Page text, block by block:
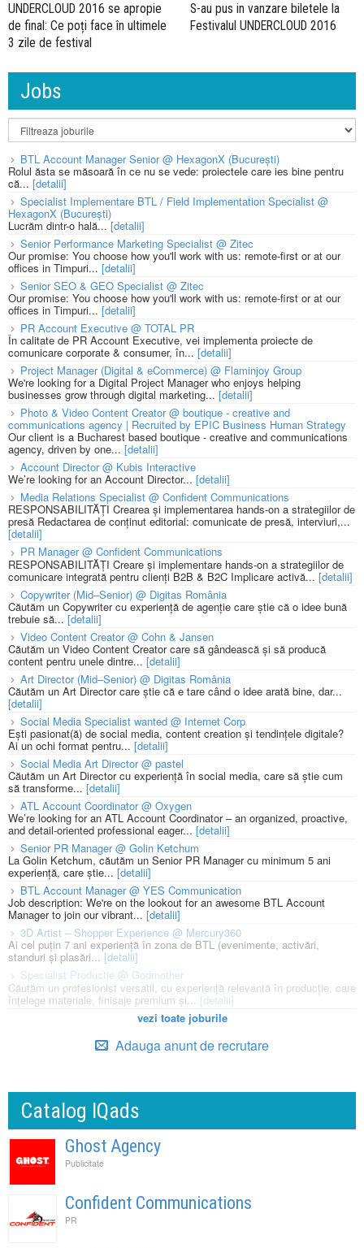
UNDERCLOUD 2016 se apropie
de final: Ce poți face în ultimele
3 zile de festival
S-au pus in vanzare biletele la
Festivalul UNDERCLOUD 2016
Jobs
BTL Account Manager Senior @ HexagonX (București)
Rolul ăsta se măsoară în ce nu se vede: proiectele care ies bine pentru
că... [detalii]
Specialist Implementare BTL / Field Implementation Specialist @
HexagonX (București)
Lucrăm dintr-o hală...[detalii]
Senior Performance Marketing Specialist @ Zitec
Our promise: You choose how you'll work with us: remote-first or at our
offices in Timpuri... [detalii]
Senior SEO & GEO Specialist @ Zitec
Our promise: You choose how you'll work with us: remote-first or at our
offices in Timpuri... [detalii]
PR Account Executive @ TOTAL PR
În calitate de PR Account Executive, vei implementa proiecte de
comunicare corporate & consumer, în... [detalii]
Project Manager (Digital & eCommerce) @ Flaminjoy Group
We're looking for a Digital Project Manager who enjoys helping
businesses grow through digital marketing... [detalii]
Photo & Video Content Creator @ boutique - creative and
communications agency | Recruited by EPIC Business Human Strategy
Our client is a Bucharest based boutique - creative and communications
agency, driven by one... [detalii]
Account Director @ Kubis Interactive
We’re looking for an Account Director... [detalii]
Media Relations Specialist @ Confident Communications
RESPONSABILITĂȚI Crearea și implementarea hands-on a strategiilor de
presă Redactarea de conținut editorial: comunicate de presă, interviuri,...
[detalii]
PR Manager @ Confident Communications
RESPONSABILITĂȚI Creare și implementare hands-on a strategiilor de
comunicare integrată pentru clienți B2B & B2C Implicare activă... [detalii]
Copywriter (Mid–Senior) @ Digitas România
Căutăm un Copywriter cu experiență de agenție care știe că o idee bună
trebuie să... [detalii]
Video Content Creator @ Cohn & Jansen
Căutăm un Video Content Creator care să gândească și să producă
content pentru unele dintre... [detalii]
Art Director (Mid–Senior) @ Digitas România
Căutăm un Art Director care știe că e tare când o idee arată bine, dar...
[detalii]
Social Media Specialist wanted @ Internet Corp
Ești pasionat(ă) de social media, content creation și tendințele digitale?
Ai un ochi format pentru... [detalii]
Social Media Art Director @ pastel
Căutăm un Art Director cu experiență în social media, care să știe cum
să transforme... [detalii]
ATL Account Coordinator @ Oxygen
We’re looking for an ATL Account Coordinator – an organized, proactive,
and detail-oriented professional eager... [detalii]
Senior PR Manager @ Golin Ketchum
La Golin Ketchum, căutăm un Senior PR Manager cu minimum 5 ani
experiență, care știe... [detalii]
BTL Account Manager @ YES Communication
Job description: We're on the lookout for an awesome BTL Account
Manager to join our vibrant... [detalii]
3D Artist – Shopper Experience @ Mercury360
Ai cel puțin 7 ani experiență în zona de BTL (evenimente, activări,
standuri și plasări... [detalii]
Specialist Productie @ Godmother
Căutăm un profesionist versatil, cu experiență relevantă în producție, care
înțelege materiale, finisaje premium și... [detalii]
vezi toate joburile
Adauga anunt de recrutare
Catalog IQads
Ghost Agency
Publicitate
Confident Communications
PR